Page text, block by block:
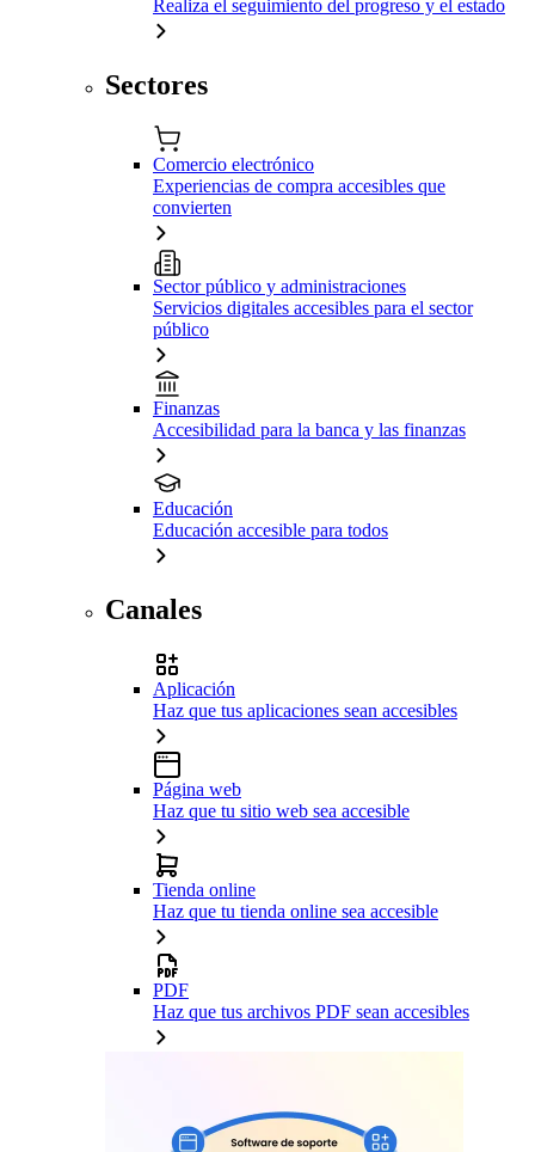
Realiza el seguimiento del progreso y el estado
Sectores
Comercio electrónico
Experiencias de compra accesibles que
convierten
Sector público y administraciones
Servicios digitales accesibles para el sector
público
Finanzas
Accesibilidad para la banca y las finanzas
Educación
Educación accesible para todos
Canales
Aplicación
Haz que tus aplicaciones sean accesibles
Página web
Haz que tu sitio web sea accesible
Tienda online
Haz que tu tienda online sea accesible
PDF
Haz que tus archivos PDF sean accesibles